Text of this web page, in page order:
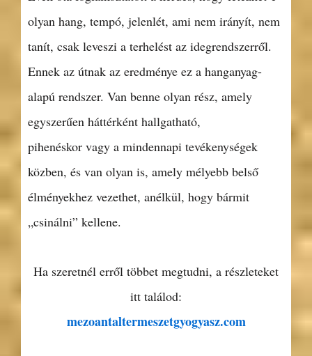
olyan hang, tempó, jelenlét, ami nem irányít, nem
tanít, csak leveszi a terhelést az idegrendszerről.
Ennek az útnak az eredménye ez a hanganyag-
alapú rendszer. Van benne olyan rész, amely
egyszerűen háttérként hallgatható,
pihenéskor vagy a mindennapi tevékenységek
közben, és van olyan is, amely mélyebb belső
élményekhez vezethet, anélkül, hogy bármit
„csinálni” kellene.
Ha szeretnél erről többet megtudni, a részleteket
itt találod:
mezoantaltermeszetgyogyasz.com